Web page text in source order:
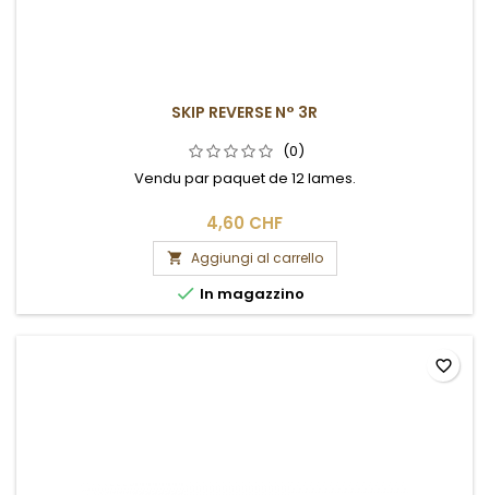
SKIP REVERSE N° 3R
(0)
Vendu par paquet de 12 lames.
4,60 CHF
 Aggiungi al carrello
 In magazzino
favorite_border